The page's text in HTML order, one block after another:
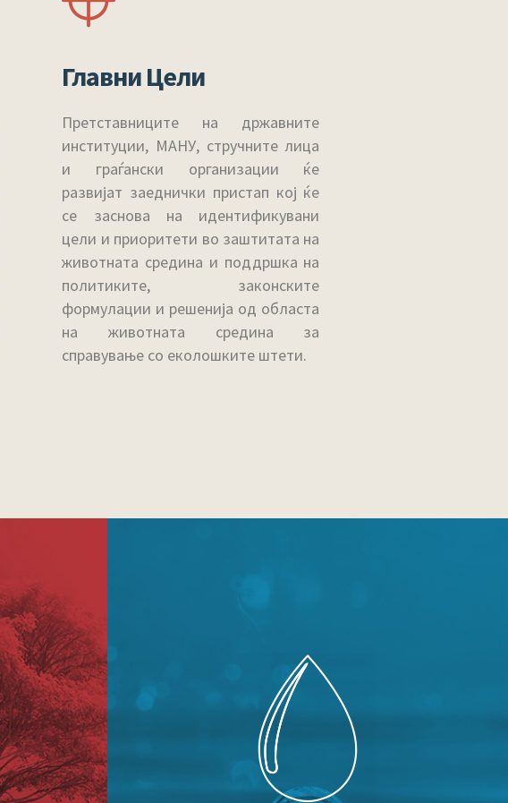
Главни Цели
Претставниците на државните
институции, МАНУ, стручните лица
и граѓански организации ќе
развијат заеднички пристап кој ќе
се заснова на идентификувани
цели и приоритети во заштитата на
животната средина и поддршка на
политиките, законските
формулации и решенија од областа
на животната средина за
справување со еколошките штети.